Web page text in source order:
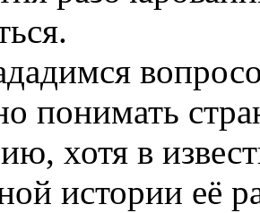
понимать
хотя в
истории её